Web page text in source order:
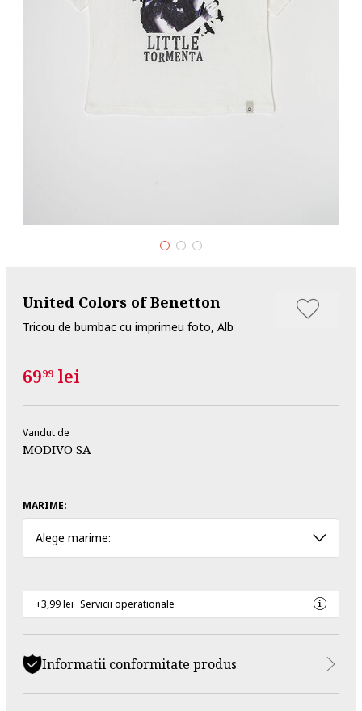
United Colors of Benetton
Tricou de bumbac cu imprimeu foto, Alb
6999 lei
Vandut de
MODIVO SA
MARIME:
Alege marime:
+3,99 lei Servicii operationale
Informatii conformitate produs